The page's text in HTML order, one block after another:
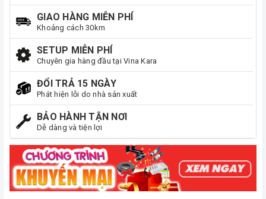
GIAO HÀNG MIỄN PHÍ
Khoảng cách 30km
SETUP MIỄN PHÍ
Chuyên gia hàng đầu tại Vina Kara
ĐỔI TRẢ 15 NGÀY
Phát hiện lỗi do nhà sản xuất
BẢO HÀNH TẬN NƠI
Dễ dàng và tiện lợi